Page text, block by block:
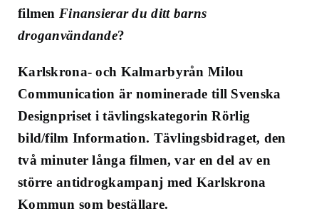
filmen Finansierar du ditt barns
droganvändande?
Karlskrona- och Kalmarbyrån Milou
Communication är nominerade till Svenska
Designpriset i tävlingskategorin Rörlig
bild/film Information. Tävlingsbidraget, den
två minuter långa filmen, var en del av en
större antidrogkampanj med Karlskrona
Kommun som beställare.